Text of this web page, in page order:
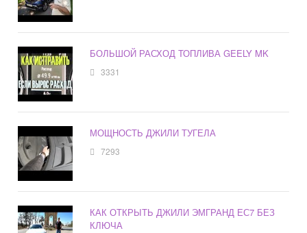
БОЛЬШОЙ РАСХОД ТОПЛИВА GEELY MK
3331
МОЩНОСТЬ ДЖИЛИ ТУГЕЛА
7293
КАК ОТКРЫТЬ ДЖИЛИ ЭМГРАНД ЕС7 БЕЗ
КЛЮЧА